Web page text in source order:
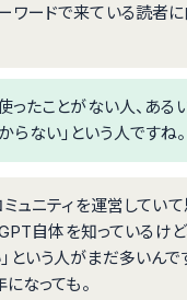
ワードで来ている読者
ったことがない人、ある
らない」という人ですね。
ュニティを運営していて
自体を知っているけ
という人がまだ多いんです
なっても。